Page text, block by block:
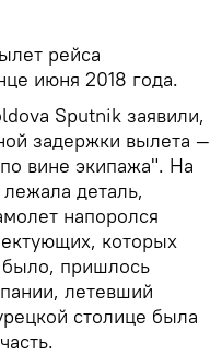
рейса
июня 2018 года.
Sputnik заявили,
задержки вылета —
вине экипажа". На
деталь,
напоролся
которых
пришлось
летевший
столице была